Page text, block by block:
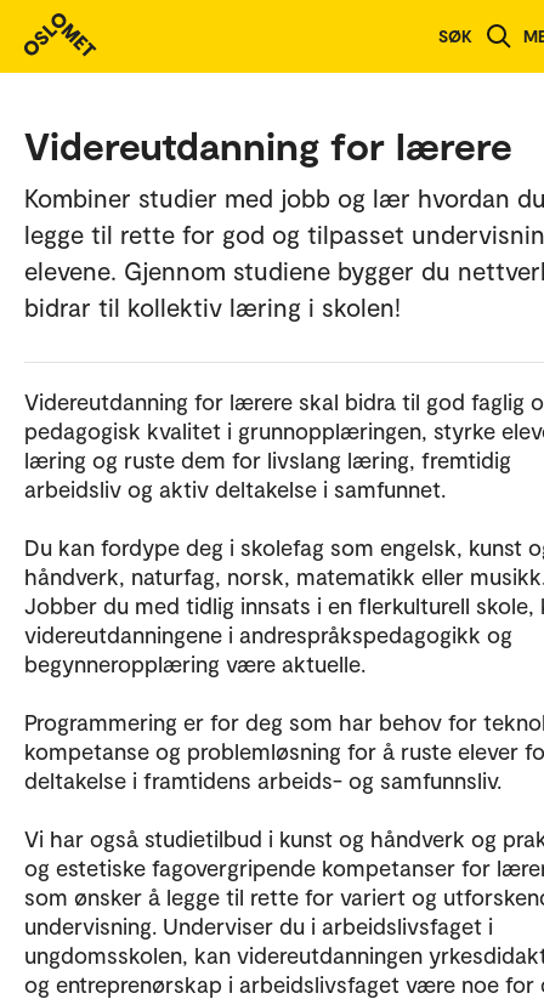
SØK
Videreutdanning for lærere
Kombiner studier med jobb og lær hvordan
legge til rette for god og tilpasset
elevene. Gjennom studiene bygger du
bidrar til kollektiv læring i skolen!
Videreutdanning for lærere skal bidra til god faglig
pedagogisk kvalitet i grunnopplæringen, styrke
læring og ruste dem for livslang læring, fremtidig
arbeidsliv og aktiv deltakelse i samfunnet.
Du kan fordype deg i skolefag som engelsk, kunst
håndverk, naturfag, norsk, matematikk eller
Jobber du med tidlig innsats i en flerkulturell skole,
videreutdanningene i andrespråkspedagogikk og
begynneropplæring være aktuelle.
Programmering er for deg som har behov for
kompetanse og problemløsning for å ruste elever
deltakelse i framtidens arbeids- og samfunnsliv.
Vi har også studietilbud i kunst og håndverk og
og estetiske fagovergripende kompetanser for
som ønsker å legge til rette for variert og
undervisning. Underviser du i arbeidslivsfaget i
ungdomsskolen, kan videreutdanningen
og entreprenørskap i arbeidslivsfaget være noe for